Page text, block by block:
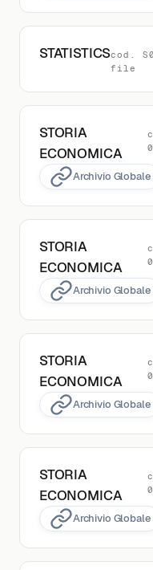
STATISTICScod.
file
STORIA
ECONOMICA
Archivio Globale
STORIA
ECONOMICA
Archivio Globale
STORIA
ECONOMICA
Archivio Globale
STORIA
ECONOMICA
Archivio Globale